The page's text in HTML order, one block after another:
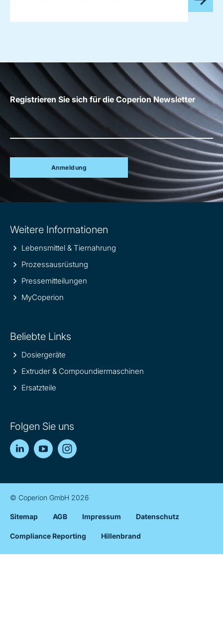
Registrieren Sie sich für die Coperion Newsletter
Anmeldung
information
Weitere Informationen
Lebensmittel & Tiernahrung
Prozessausrüstung
Pressemitteilungen
MyCoperion
Beliebte Links
Dosiergeräte
Extruder & Compoundiermaschinen
Ersatzteile
Folgen Sie uns
LinkedInYouTube
© Coperion GmbH 2026
Sitemap AGB Impressum Datenschutz
Compliance Reporting Hillenbrand